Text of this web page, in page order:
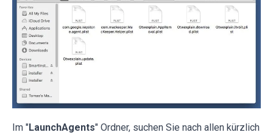
Im "LaunchAgents" Ordner, suchen Sie nach allen kürzlich